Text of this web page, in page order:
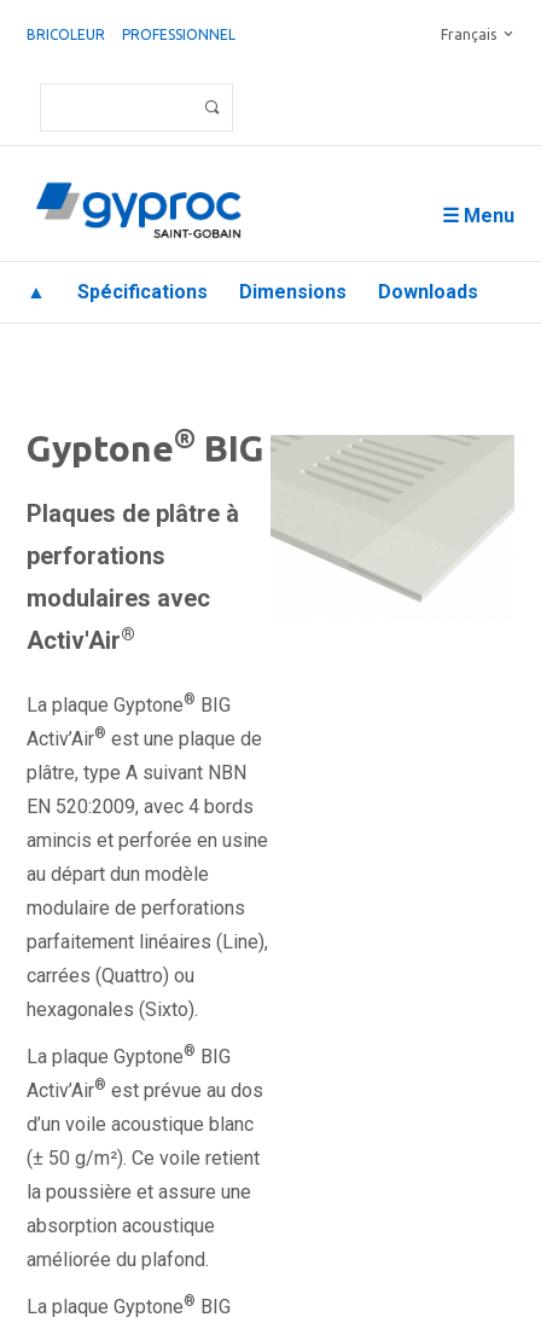
BRICOLEUR PROFESSIONNEL Français
☰ Menu
▲ Spécifications Dimensions Downloads
Gyptone® BIG
Plaques de plâtre à
perforations
modulaires avec
Activ'Air®
La plaque Gyptone® BIG
Activ’Air® est une plaque de
plâtre, type A suivant NBN
EN 520:2009, avec 4 bords
amincis et perforée en usine
au départ dun modèle
modulaire de perforations
parfaitement linéaires (Line),
carrées (Quattro) ou
hexagonales (Sixto).
La plaque Gyptone® BIG
Activ’Air® est prévue au dos
d’un voile acoustique blanc
(± 50 g/m²). Ce voile retient
la poussière et assure une
absorption acoustique
améliorée du plafond.
La plaque Gyptone® BIG